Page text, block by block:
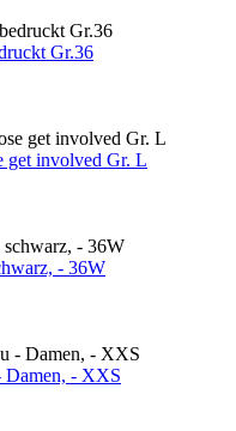
Gr.36
get involved Gr. L
- 36W
Damen, - XXS